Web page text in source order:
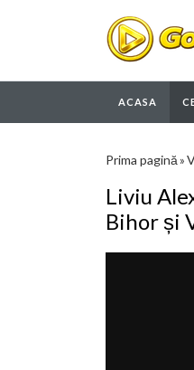
ACASA
Prima pagină »
Liviu
Bihor și